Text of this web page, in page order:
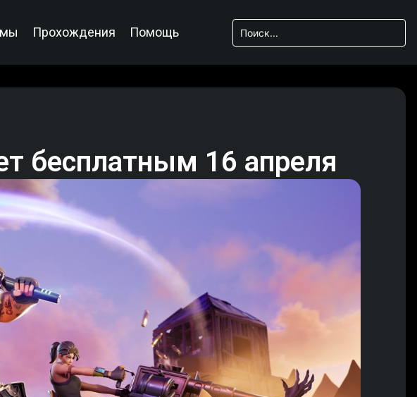
Прохождения Помощь
бесплатным 16 апреля